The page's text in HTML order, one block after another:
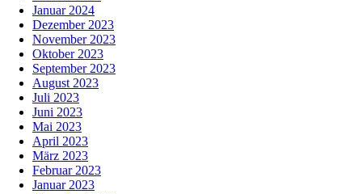
Januar 2024
Dezember 2023
November 2023
Oktober 2023
September 2023
August 2023
Juli 2023
Juni 2023
Mai 2023
April 2023
März 2023
Februar 2023
Januar 2023